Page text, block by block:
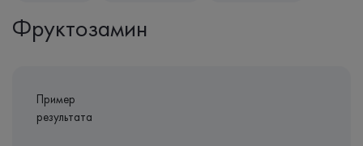
Фруктозамин
Пример
результата